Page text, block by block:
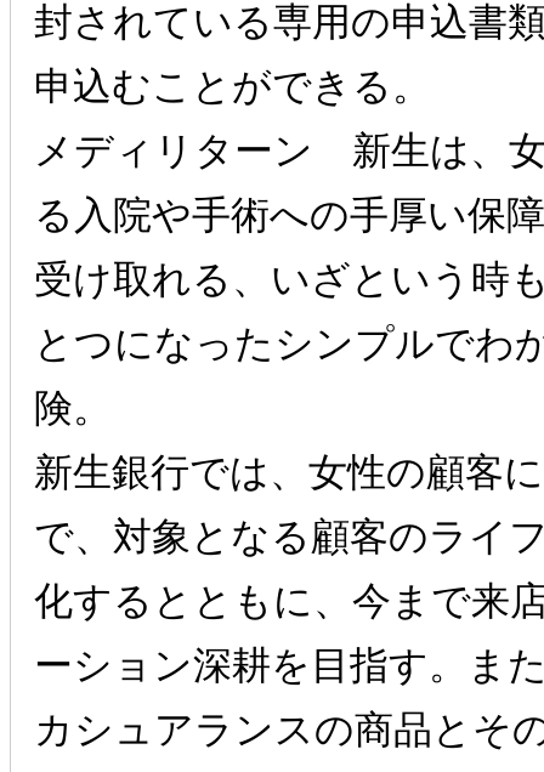
封されている専用の申込書
申込むことができる。
メディリターン 新生は、
る入院や手術への手厚い保
受け取れる、いざという時
とつになったシンプルでわ
険。
新生銀行では、女性の顧客
で、対象となる顧客のライ
化するとともに、今まで来
ーション深耕を目指す。ま
カシュアランスの商品とそ